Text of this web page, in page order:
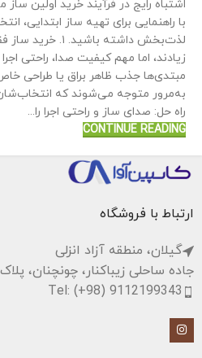
اشتباه رایج در فرآیند خرید اولین
با راهنمایی برای تهیه ساز ابتدایی،
لذت‌بخش داشته
زیادند، اما مهم کیفیت صدا، راحتی
مبتدی‌ها جذب ظاهر براق یا طراحی
به‌مرور متوجه می‌شوند که
راه حل: صدای ساز و راحتی اجرا را...
CONTINUE READING
ارتباط با فروشگاه
گیلان، منطقه آزاد انزلی
جاده ساحلی زیباکنار، چونچنان، پلاک 175
Tel: (+98) 9112199343